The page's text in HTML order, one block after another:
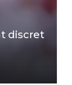
discret